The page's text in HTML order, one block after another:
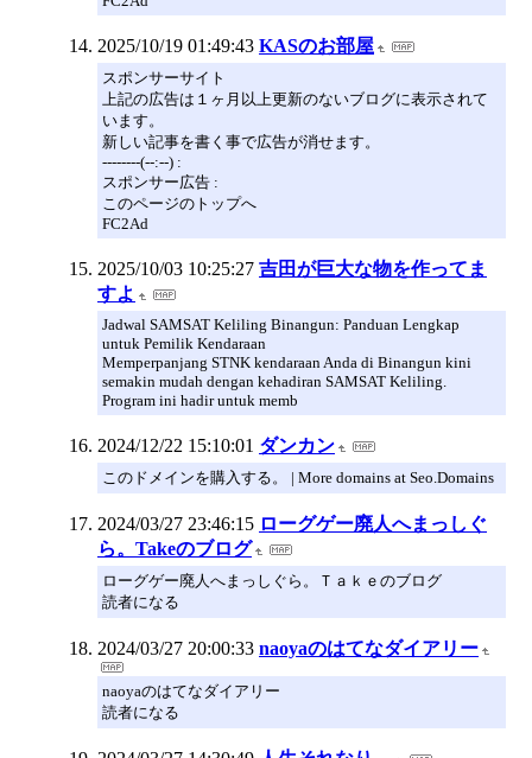
2025/10/19 01:49:43 KASのお部屋
スポンサーサイト
上記の広告は１ヶ月以上更新のないブログに表示されて
います。
新しい記事を書く事で広告が消せます。
--------(--:--) :
スポンサー広告 :
このページのトップへ
FC2Ad
2025/10/03 10:25:27 吉田が巨大な物を作ってま
すよ
Jadwal SAMSAT Keliling Binangun: Panduan Lengkap
untuk Pemilik Kendaraan
Memperpanjang STNK kendaraan Anda di Binangun kini
semakin mudah dengan kehadiran SAMSAT Keliling.
Program ini hadir untuk memb
2024/12/22 15:10:01 ダンカン
このドメインを購入する。 | More domains at Seo.Domains
2024/03/27 23:46:15 ローグゲー廃人へまっしぐ
ら。Takeのブログ
ローグゲー廃人へまっしぐら。Ｔａｋｅのブログ
読者になる
2024/03/27 20:00:33 naoyaのはてなダイアリー
naoyaのはてなダイアリー
読者になる